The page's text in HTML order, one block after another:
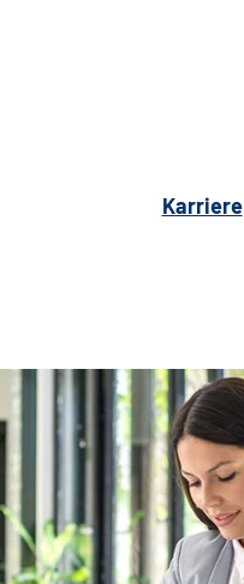
Karriere